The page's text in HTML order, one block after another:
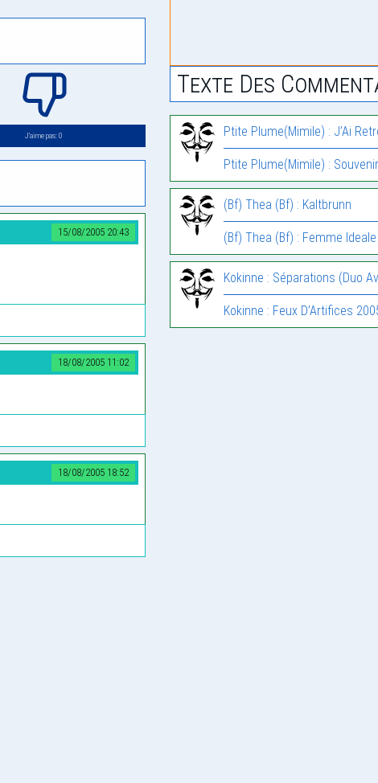
J’aime pas: 0
15/08/2005 20:43
18/08/2005 11:02
18/08/2005 18:52
Texte Des
Ptite Plume(Mimile) : J’Ai
Ptite Plume(Mimile) :
(Bf) Thea (Bf) : Kaltbrunn
(Bf) Thea (Bf) : Femme Ideale
Kokinne : Séparations (Duo
Kokinne : Feux D’Artifices